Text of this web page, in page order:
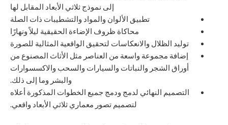
إلى نموذج ثلاثي الأبعاد المقابل لها
تطبيق الألوان والمواد والتشطيبات ذات الصلة
محاكاة ظروف الإضاءة الحقيقية ليلاً ونهارًا
توليد الظلال والانعكاسات لتحقيق الواقعية المثالية للصورة
إضافة مجموعة واسعة من العناصر مثل الأثاث المصنوع من
أوراق الشجر والنباتات والسيارات والسحب والاكسسوارات
والبشر وما إلى ذلك.
التصميم النهائي لدمج ودمج جميع الخطوات المذكورة أعلاه
لتصميم تصور معماري ثلاثي الأبعاد واقعي.